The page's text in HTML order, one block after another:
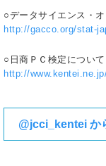
○データサイエンス・
http://gacco.org/stat-
○日商ＰＣ検定について
http://
@jcci_kentei か